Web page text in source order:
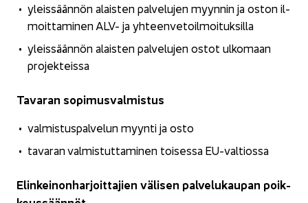
yleis­sään­nön alais­ten pal­ve­lu­jen myyn­nin ja oston il­
moit­ta­mi­nen ALV- ja yh­teen­ve­toil­moi­tuk­sil­la
yleis­sään­nön alais­ten pal­ve­lu­jen ostot ul­ko­maan
pro­jek­teis­sa
Ta­va­ran so­pi­mus­val­mis­tus
val­mis­tus­pal­ve­lun myyn­ti ja osto
ta­va­ran val­mis­tut­ta­mi­nen toi­ses­sa EU-​valtiossa
Elin­kei­non­har­joit­ta­jien vä­li­sen pal­ve­lu­kau­pan poik­